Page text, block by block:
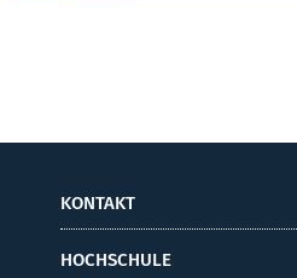
KONTAKT
HOCHSCHULE